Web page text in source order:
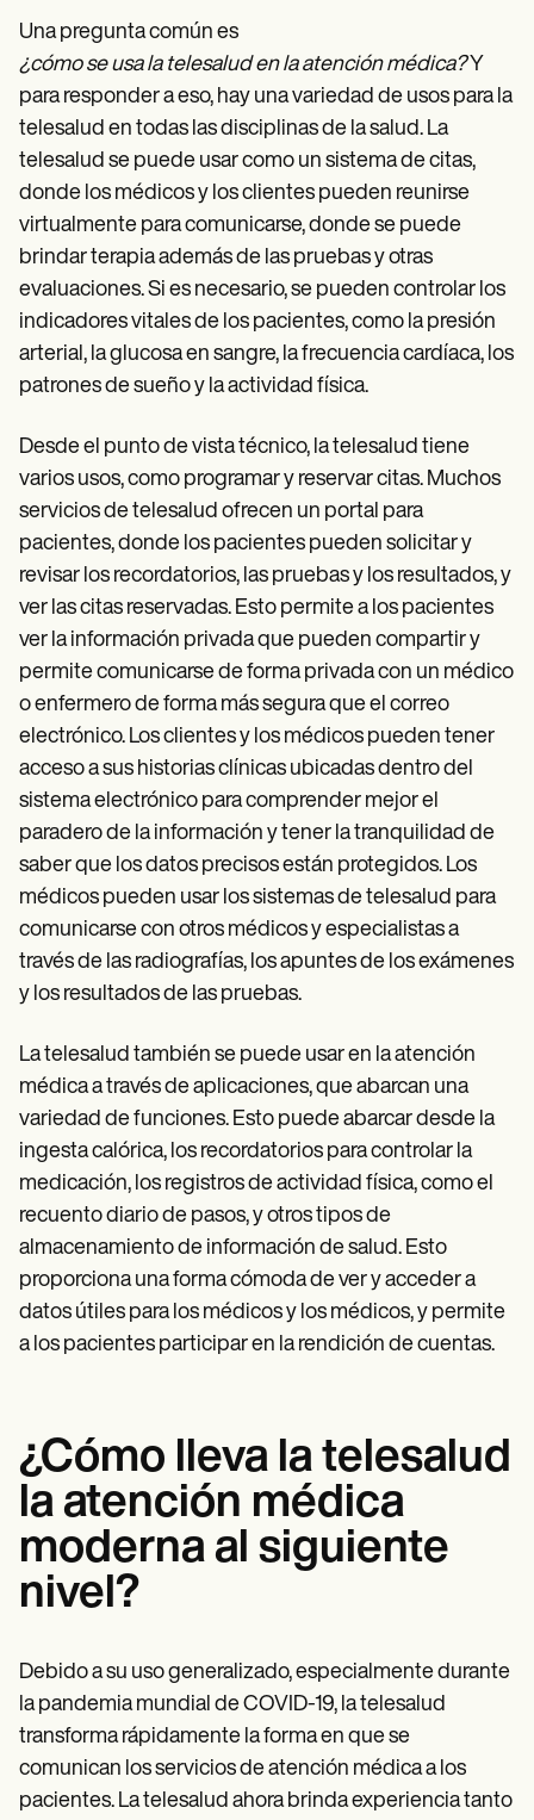
Una pregunta común es
¿cómo se usa la telesalud en la atención médica?Y
para responder a eso, hay una variedad de usos para la
telesalud en todas las disciplinas de la salud. La
telesalud se puede usar como un sistema de citas,
donde los médicos y los clientes pueden reunirse
virtualmente para comunicarse, donde se puede
brindar terapia además de las pruebas y otras
evaluaciones. Si es necesario, se pueden controlar los
indicadores vitales de los pacientes, como la presión
arterial, la glucosa en sangre, la frecuencia cardíaca, los
patrones de sueño y la actividad física.
Desde el punto de vista técnico, la telesalud tiene
varios usos, como programar y reservar citas. Muchos
servicios de telesalud ofrecen un portal para
pacientes, donde los pacientes pueden solicitar y
revisar los recordatorios, las pruebas y los resultados, y
ver las citas reservadas. Esto permite a los pacientes
ver la información privada que pueden compartir y
permite comunicarse de forma privada con un médico
o enfermero de forma más segura que el correo
electrónico. Los clientes y los médicos pueden tener
acceso a sus historias clínicas ubicadas dentro del
sistema electrónico para comprender mejor el
paradero de la información y tener la tranquilidad de
saber que los datos precisos están protegidos. Los
médicos pueden usar los sistemas de telesalud para
comunicarse con otros médicos y especialistas a
través de las radiografías, los apuntes de los exámenes
y los resultados de las pruebas.
La telesalud también se puede usar en la atención
médica a través de aplicaciones, que abarcan una
variedad de funciones. Esto puede abarcar desde la
ingesta calórica, los recordatorios para controlar la
medicación, los registros de actividad física, como el
recuento diario de pasos, y otros tipos de
almacenamiento de información de salud. Esto
proporciona una forma cómoda de ver y acceder a
datos útiles para los médicos y los médicos, y permite
a los pacientes participar en la rendición de cuentas.
¿Cómo lleva la telesalud
la atención médica
moderna al siguiente
nivel?
Debido a su uso generalizado, especialmente durante
la pandemia mundial de COVID-19, la telesalud
transforma rápidamente la forma en que se
comunican los servicios de atención médica a los
pacientes. La telesalud ahora brinda experiencia tanto